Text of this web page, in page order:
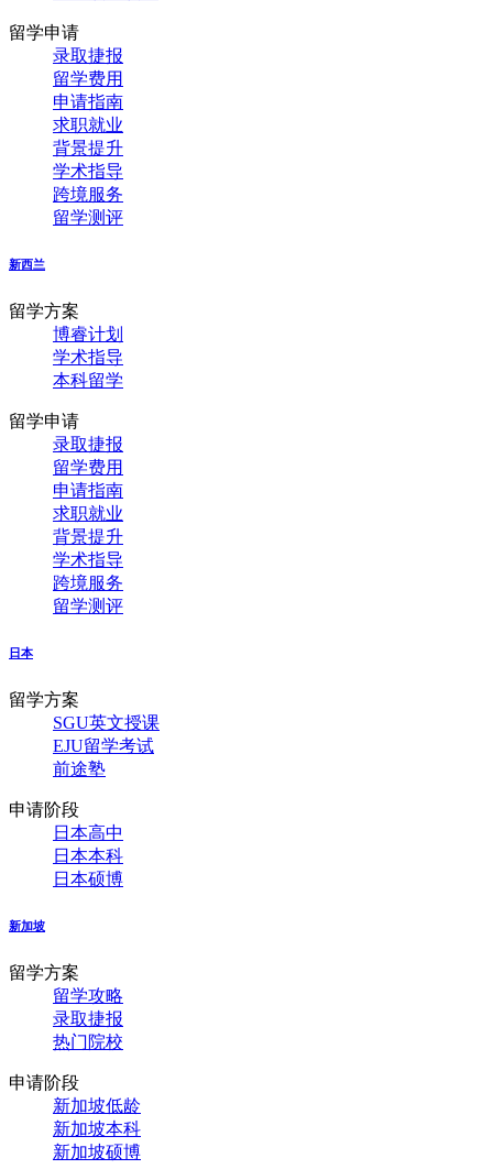
留学申请
录取捷报
留学费用
申请指南
求职就业
背景提升
学术指导
跨境服务
留学测评
新西兰
留学方案
博睿计划
学术指导
本科留学
留学申请
录取捷报
留学费用
申请指南
求职就业
背景提升
学术指导
跨境服务
留学测评
日本
留学方案
SGU英文授课
EJU留学考试
前途塾
申请阶段
日本高中
日本本科
日本硕博
新加坡
留学方案
留学攻略
录取捷报
热门院校
申请阶段
新加坡低龄
新加坡本科
新加坡硕博